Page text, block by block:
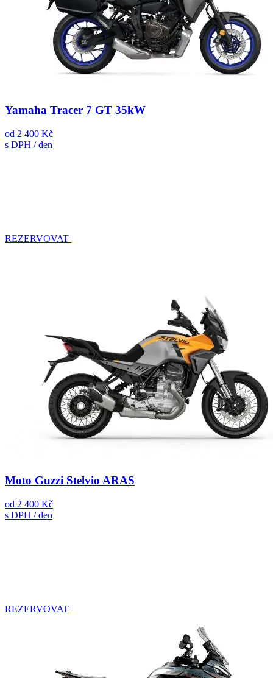
Yamaha Tracer 7 GT 35kW
od 2 400 Kč
s DPH / den
REZERVOVAT
Moto Guzzi Stelvio ARAS
od 2 400 Kč
s DPH / den
REZERVOVAT